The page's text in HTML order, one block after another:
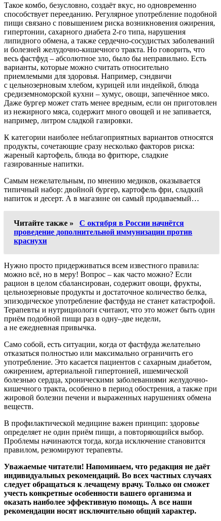
Такое комбо, безусловно, создаёт вкус, но одновременно
способствует перееданию. Регулярное употребление подобной
пищи связано с повышением риска возникновения ожирения,
гипертонии, сахарного диабета 2-го типа, нарушения
липидного обмена, а также сердечно-сосудистых заболеваний
и болезней желудочно-кишечного тракта. Но говорить, что
весь фастфуд – абсолютное зло, было бы неправильно. Есть
варианты, которые можно считать относительно
приемлемыми для здоровья. Например, сэндвичи
с цельнозерновым хлебом, курицей или индейкой, блюда
средиземноморской кухни – хумус, овощи, запечённое мясо.
Даже бургер может стать менее вредным, если он приготовлен
из нежирного мяса, содержит много овощей и не запивается,
например, литром сладкой газировки.
К категории наиболее неблагоприятных вариантов относятся
продукты, сочетающие сразу несколько факторов риска:
жареный картофель, блюда во фритюре, сладкие
газированные напитки.
Самым нежелательным, по мнению медиков, оказывается
типичный набор: двойной бургер, картофель фри, сладкий
напиток и десерт. А в магазине он самый продаваемый…
Читайте также »
С октября в России начнётся
проведение дополнительной иммунизации против
краснухи
Нужно просто придерживаться всем известного правила:
можно всё, но в меру! Вопрос – как часто можно? Если
рацион в целом сбалансирован, содержит овощи, фрукты,
цельнозерновые продукты и достаточное количество белка,
эпизодическое употребление фастфуда не станет катастрофой.
Терапевты и нутрициологи считают, что это может быть один
приём подобной пищи раз в одну–две недели,
а не ежедневная привычка.
Само собой, есть ситуации, когда от фастфуда желательно
отказаться полностью или максимально ограничить его
употребление. Это касается пациентов с сахарным диабетом,
ожирением, артериальной гипертонией, ишемической
болезнью сердца, хроническими заболеваниями желудочно-
кишечного тракта, особенно в период обострения, а также при
жировой болезни печени и выраженных нарушениях обмена
веществ.
В профилактической медицине важен принцип: здоровье
определяет не один приём пищи, а повторяющийся выбор.
Проблемы начинаются тогда, когда исключение становится
правилом, резюмируют терапевты.
Уважаемые читатели! Напоминаем, что редакция не даёт
индивидуальных рекомендаций. Во всех частных случаях
следует обращаться к лечащему врачу. Только он сможет
учесть конкретные особенности вашего организма и
оказать наиболее эффективную помощь. А все наши
рекомендации носят исключительно общий характер.